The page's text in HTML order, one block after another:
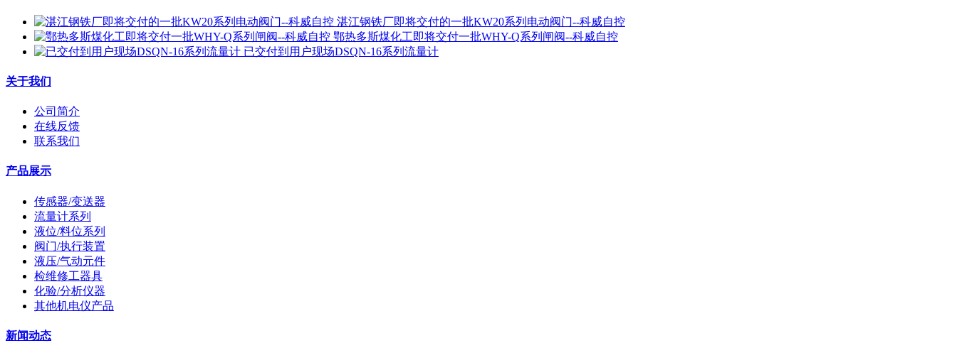
湛江钢铁厂即将交付的一批KW20系列电动阀门--科威自控
鄂热多斯煤化工即将交付一批WHY-Q系列闸阀--科威自控
已交付到用户现场DSQN-16系列流量计
关于我们
公司简介
在线反馈
联系我们
产品展示
传感器/变送器
流量计系列
液位/料位系列
阀门/执行装置
液压/气动元件
检维修工器具
化验/分析仪器
其他机电仪产品
新闻动态